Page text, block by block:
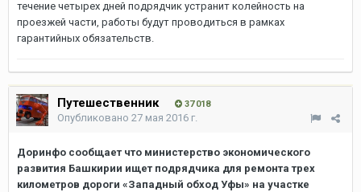
течение четырех дней подрядчик устранит колейность на
проезжей части, работы будут проводиться в рамках
гарантийных обязательств.
Путешественник 37 018
Опубликовано 27 мая 2016 г.
Доринфо сообщает что министерство экономического
развития Башкирии ищет подрядчика для ремонта трех
километров дороги «Западный обход Уфы» на участке